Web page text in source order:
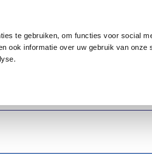
te gebruiken, om functies voor social
ook informatie over uw gebruik van onze